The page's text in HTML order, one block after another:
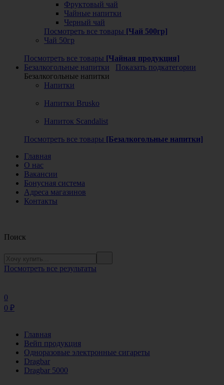
Фруктовый чай
Чайные напитки
Черный чай
Посмотреть все товары [Чай 500гр]
Чай 50гр
Посмотреть все товары [Чайная продукция]
Безалкогольные напитки
Показать подкатегории
Безалкогольные напитки
Напитки
Напитки Brusko
Напиток Scandalist
Посмотреть все товары [Безалкогольные напитки]
Главная
О нас
Вакансии
Бонусная система
Адреса магазинов
Контакты
Поиск
Посмотреть все результаты
0
0 ₽
Главная
Вейп продукция
Одноразовые электронные сигареты
Dragbar
Dragbar 5000